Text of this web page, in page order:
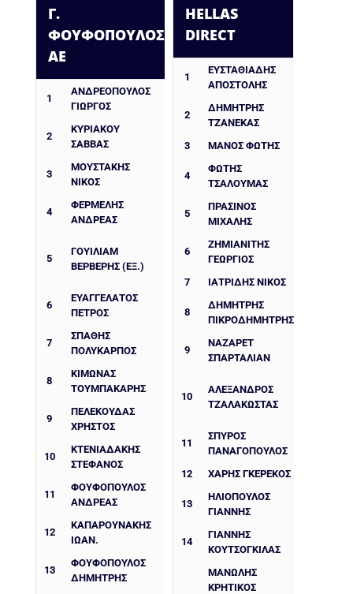
Γ.
ΦΟΥΦΟΠΟΥΛΟΣ
ΑΕ
1
ΑΝΔΡΕΟΠΟΥΛΟΣ
ΓΙΩΡΓΟΣ
2
ΚΥΡΙΑΚΟΥ
ΣΑΒΒΑΣ
3
ΜΟΥΣΤΑΚΗΣ
ΝΙΚΟΣ
4
ΦΕΡΜΕΛΗΣ
ΑΝΔΡΕΑΣ
5
ΓΟΥΙΛΙΑΜ
ΒΕΡΒΕΡΗΣ (ΕΞ.)
6
ΕΥΑΓΓΕΛΑΤΟΣ
ΠΕΤΡΟΣ
7
ΣΠΑΘΗΣ
ΠΟΛΥΚΑΡΠΟΣ
8
ΚΙΜΩΝΑΣ
ΤΟΥΜΠΑΚΑΡΗΣ
9
ΠΕΛΕΚΟΥΔΑΣ
ΧΡΗΣΤΟΣ
10
ΚΤΕΝΙΑΔΑΚΗΣ
ΣΤΕΦΑΝΟΣ
11
ΦΟΥΦΟΠΟΥΛΟΣ
ΑΝΔΡΕΑΣ
12
ΚΑΠΑΡΟΥΝΑΚΗΣ
ΙΩΑΝ.
13
ΦΟΥΦΟΠΟΥΛΟΣ
ΔΗΜΗΤΡΗΣ
HELLAS
DIRECT
1
ΕΥΣΤΑΘΙΑΔΗΣ
ΑΠΟΣΤΟΛΗΣ
2
ΔΗΜΉΤΡΗΣ
ΤΖΑΝΈΚΑΣ
3
ΜΑΝΟΣ ΦΩΤΗΣ
4
ΦΏΤΗΣ
ΤΣΑΛΟΥΜΆΣ
5
ΠΡΑΣΙΝΟΣ
ΜΙΧΑΛΗΣ
6
ΖΗΜΙΑΝΙΤΗΣ
ΓΕΩΡΓΙΟΣ
7
ΙΑΤΡΙΔΗΣ ΝΙΚΟΣ
8
ΔΗΜΉΤΡΗΣ
ΠΙΚΡΟΔΗΜΉΤΡΗΣ
9
ΝΑΖΑΡΈΤ
ΣΠΑΡΤΑΛΙΆΝ
10
ΑΛΈΞΑΝΔΡΟΣ
ΤΖΑΛΑΚΏΣΤΑΣ
11
ΣΠΎΡΟΣ
ΠΑΝΑΓΌΠΟΥΛΟΣ
12
ΧΆΡΗΣ ΓΚΕΡΈΚΟΣ
13
ΗΛΙΟΠΟΥΛΟΣ
ΓΙΑΝΝΗΣ
14
ΓΙΑΝΝΗΣ
ΚΟΥΤΣΟΓΚΙΛΑΣ
ΜΑΝΩΛΗΣ
ΚΡΗΤΙΚΟΣ